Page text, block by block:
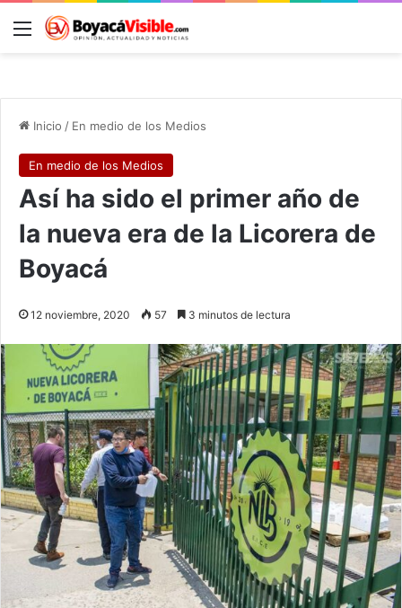
Menú
Inicio / En medio de los Medios
En medio de los Medios
Así ha sido el primer año de
la nueva era de la Licorera de
Boyacá
12 noviembre, 2020 57 3 minutos de lectura